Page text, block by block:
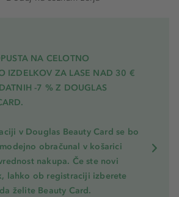
NA CELOTNO
IZDELKOV ZA LASE NAD 30 €
-7 % Z DOUGLAS
v Douglas Beauty Card se bo
obračunal v košarici
nakupa. Če ste novi
lahko ob registraciji izberete
želite Beauty Card.